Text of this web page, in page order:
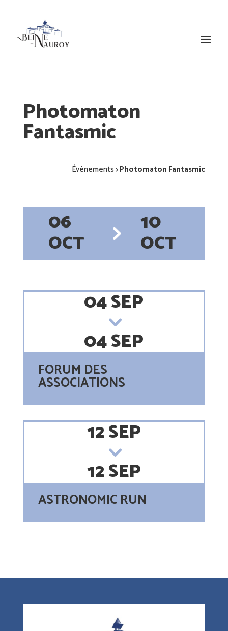
Photomaton
Fantasmic
Évènements>Photomaton Fantasmic
06
OCT
10
OCT
04 SEP
04 SEP
FORUM DES
ASSOCIATIONS
12 SEP
12 SEP
ASTRONOMIC RUN